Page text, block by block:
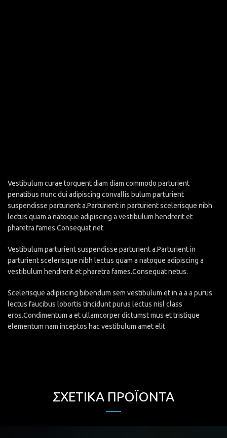
Vestibulum curae torquent diam diam commodo parturient
penatibus nunc dui adipiscing convallis bulum parturient
suspendisse parturient a.Parturient in parturient scelerisque nibh
lectus quam a natoque adipiscing a vestibulum hendrerit et
pharetra fames.Consequat net
Vestibulum parturient suspendisse parturient a.Parturient in
parturient scelerisque nibh lectus quam a natoque adipiscing a
vestibulum hendrerit et pharetra fames.Consequat netus.
Scelerisque adipiscing bibendum sem vestibulum et in a a a purus
lectus faucibus lobortis tincidunt purus lectus nisl class
eros.Condimentum a et ullamcorper dictumst mus et tristique
elementum nam inceptos hac vestibulum amet elit
ΣΧΕΤΙΚΆ ΠΡΟΪΌΝΤΑ